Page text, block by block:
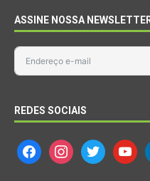
ASSINE NOSSA
REDES SOCIAIS